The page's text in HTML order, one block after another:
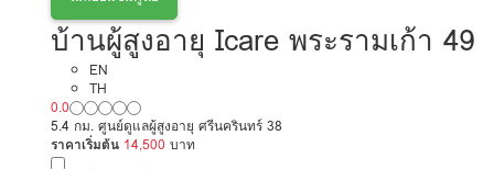
บ้านผู้สูงอายุ Icare พระรามเก้า 49
EN
TH
0.0
5.4 กม. ศูนย์ดูแลผู้สูงอายุ ศรีนครินทร์ 38
ราคาเริ่มต้น 14,500 บาท